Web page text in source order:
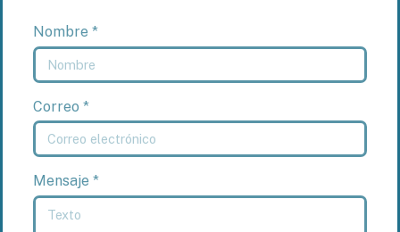
Nombre *
Correo *
Mensaje *